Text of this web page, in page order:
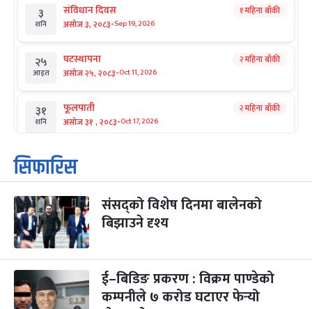
३
शनि
संविधान दिवस
असोज ३, २०८३-Sep 19, 2026
१ महिना बाँकी
२५
आइत
घटस्थापना
असोज २५, २०८३-Oct 11, 2026
२ महिना बाँकी
३१
शनि
फूलपाती
असोज ३१ , २०८३-Oct 17, 2026
२ महिना बाँकी
१
आइत
कार्तिक सङ्क्रान्ति
कार्तिक १, २०८३
३
मंगल
महानवमी
कार्तिक ३, २०८३-Oct 20, 2026
२ महिना बाँकी
४
बुध कार्तिक ४, २०८३ -Oct 21, 2026
पापा‌ङ्कुशा एकादशी व्रत २ महिना बाँकी
सिफारिस
संसद्को विशेष दिनमा बालेनको
बिझाउने दृश्य
ई–बिडिङ प्रकरण : विक्रम पाण्डेको
कम्पनीले ७ करोड घटाएर फेर्‍यो